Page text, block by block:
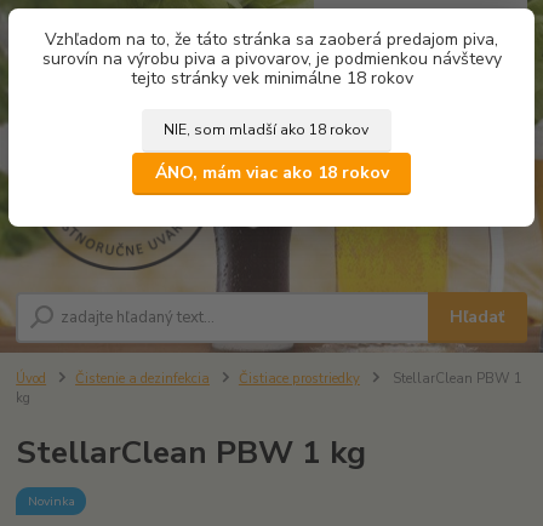
Vzhľadom na to, že táto stránka sa zaoberá predajom piva,
surovín na výrobu piva a pivovarov, je podmienkou návštevy
tejto stránky vek minimálne 18 rokov
NIE, som mladší ako 18 rokov
ÁNO, mám viac ako 18 rokov
Hľadať
za0,00 €
Úvod Čistenie a dezinfekcia Čistiace prostriedky
StellarClean PBW 1
kg
StellarClean PBW 1 kg
Novinka